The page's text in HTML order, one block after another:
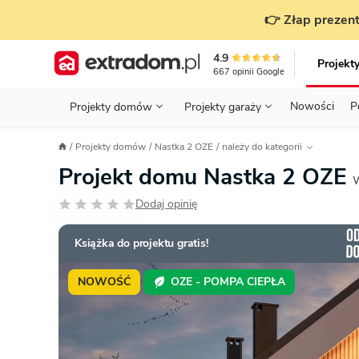
👉 Złap
4.9
667 opinii Google
Projekty domów Projekty garaży Nowości
Projekty domów Projekty garaży
Parterowe Piętrowe do 70 m²
KONDYGNACJE
POWIERZCHNIA
GARAŻ
DACH
KONSTRUKCJA
STYL
ZABUDOWA
STANOWISKA
TYP
Zobacz wszystkie kategorie
PRZED BUDOWĄ - ETAP 1
Działka
WYBIERAM PROJEKT - ETAP 2
BUDUJĘ DOM - ETAP 3
URZĄDZAM DOM - ETAP 4
PRZEPISY I FORMALNOŚCI
FINANSE I KOSZTY
OZE
Projekty domów Nastka 2 OZE należy do kategorii
Projekt domu Nastka 2 OZE
Dodaj opinię
NOWOŚĆ OZE - POMPA CIEPŁA
Książka do projektu gratis!